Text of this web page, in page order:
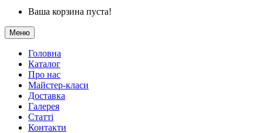
Ваша корзина пуста!
Меню
Головна
Каталог
Про нас
Майстер-класи
Доставка
Галерея
Статтi
Контакти